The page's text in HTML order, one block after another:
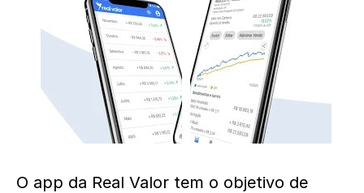
O app da Real Valor tem o objetivo de